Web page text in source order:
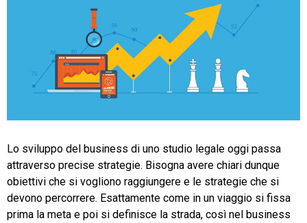
Financial Solutions
Trust Services
TeamSystem Corporate
TeamSystem Store
Lo sviluppo del business di uno studio legale oggi passa
attraverso precise strategie. Bisogna avere chiari dunque
obiettivi che si vogliono raggiungere e le strategie che si
devono percorrere. Esattamente come in un viaggio si fissa
prima la meta e poi si definisce la strada, così nel business